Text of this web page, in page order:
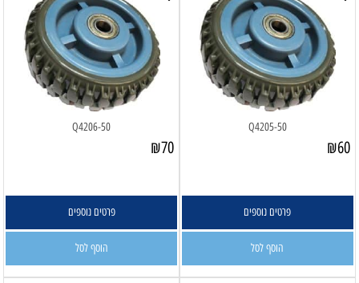
Q4205-50
₪60
פרטים נוספים
הוסף לסל
Q4206-50
₪70
פרטים נוספים
הוסף לסל